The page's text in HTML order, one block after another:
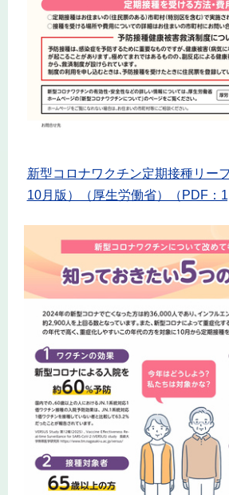
新型コロナワクチン定期接種リー
10月版）（厚生労働省）（PDF：